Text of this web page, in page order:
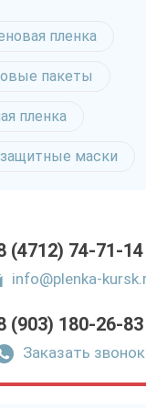
пленка
пакеты
пленка
маски
(4712) 74-71-14
info@plenka-
(903) 180-26-83
Заказать звонок
Полиэтиленовая
упаковка в Курске